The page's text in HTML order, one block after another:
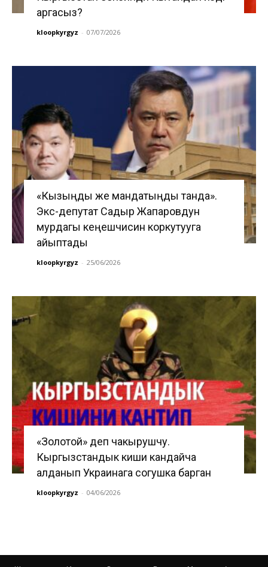
аргасыз?
kloopkyrgyz - 07/07/2026
«Кызыңды же мандатыңды танда».
Экс-депутат Садыр Жапаровдун
мурдагы кеңешчисин коркутууга
айыптады
kloopkyrgyz - 25/06/2026
«Золотой» деп чакырушчу.
Кыргызстандык киши кандайча
алданып Украинага согушка барган
kloopkyrgyz - 04/06/2026